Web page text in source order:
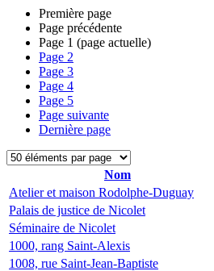
Première page
Page précédente
Page 1 (page actuelle)
Page 2
Page 3
Page 4
Page 5
Page suivante
Dernière page
Nom
Atelier et maison Rodolphe-Duguay
Palais de justice de Nicolet
Séminaire de Nicolet
1000, rang Saint-Alexis
1008, rue Saint-Jean-Baptiste